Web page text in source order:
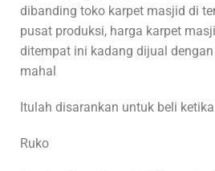
dibanding toko karpet masjid di
pusat produksi, harga karpet
ditempat ini kadang dijual
mahal
Itulah disarankan untuk beli
Ruko